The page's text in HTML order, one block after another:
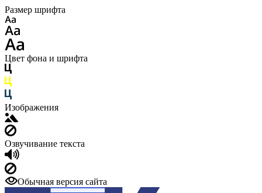
Размер шрифта
Цвет фона и шрифта
Изображения
Озвучивание текста
Обычная версия сайта